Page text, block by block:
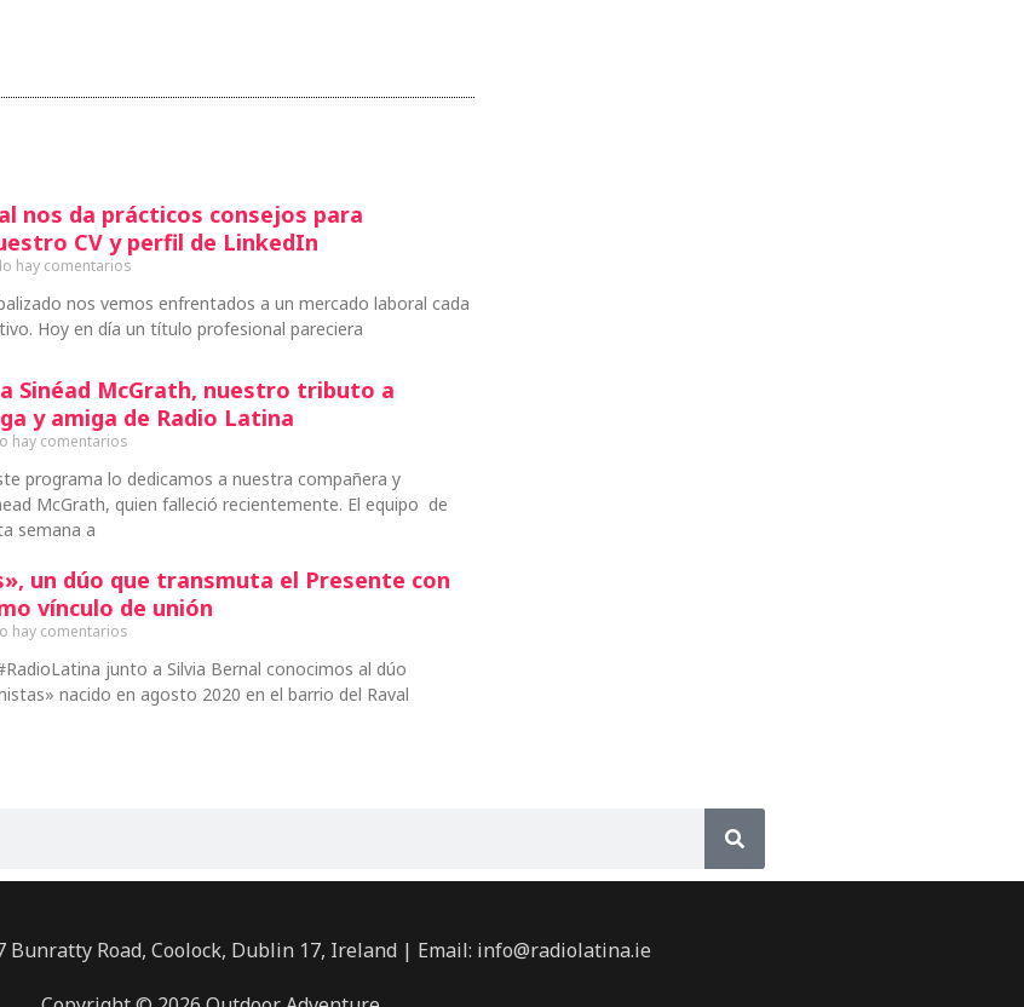
nos da prácticos consejos para
CV y perfil de LinkedIn
hay comentarios
nos vemos enfrentados a un mercado laboral cada
Hoy en día un título profesional pareciera
Sinéad McGrath, nuestro tributo a
y amiga de Radio Latina
hay comentarios
programa lo dedicamos a nuestra compañera y
McGrath, quien falleció recientemente. El equipo de
semana a
un dúo que transmuta el Presente con
vínculo de unión
hay comentarios
junto a Silvia Bernal conocimos al dúo
nacido en agosto 2020 en el barrio del Raval
Bunratty Road, Coolock, Dublin 17, Ireland | Email: info@radiolatina.ie